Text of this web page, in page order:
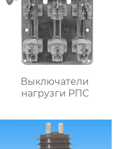
Выключатели
нагрузги РПС